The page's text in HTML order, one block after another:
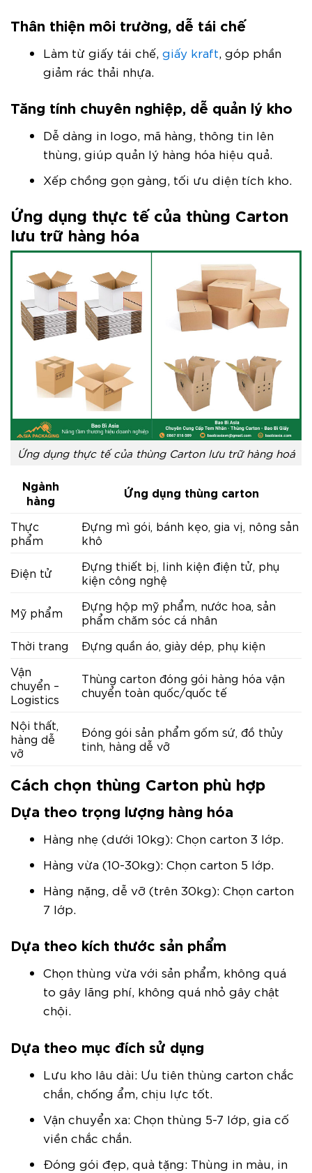
Thân thiện môi trường, dễ tái chế
Làm từ giấy tái chế,giấy kraft , góp phần
giảm rác thải nhựa.
Tăng tính chuyên nghiệp, dễ quản lý kho
Dễ dàng in logo, mã hàng, thông tin lên
thùng, giúp quản lý hàng hóa hiệu quả.
Xếp chồng gọn gàng, tối ưu diện tích kho.
Ứng dụng thực tế của thùng Carton
lưu trữ hàng hóa
Ứng dụng thực tế của thùng Carton lưu trữ hàng hoá
Ngành
hàng
Ứng dụng thùng carton
Thực
phẩm
Đựng mì gói, bánh kẹo, gia vị, nông sản
khô
Điện tử
Đựng thiết bị, linh kiện điện tử, phụ
kiện công nghệ
Mỹ phẩm
Đựng hộp mỹ phẩm, nước hoa, sản
phẩm chăm sóc cá nhân
Thời trang
Đựng quần áo, giày dép, phụ kiện
Vận
chuyển –
Logistics
Thùng carton đóng gói hàng hóa vận
chuyển toàn quốc/quốc tế
Nội thất,
hàng dễ
vỡ
Đóng gói sản phẩm gốm sứ, đồ thủy
tinh, hàng dễ vỡ
Cách chọn thùng Carton phù hợp
Dựa theo trọng lượng hàng hóa
Hàng nhẹ (dưới 10kg): Chọn carton 3 lớp.
Hàng vừa (10-30kg): Chọn carton 5 lớp.
Hàng nặng, dễ vỡ (trên 30kg): Chọn carton
7 lớp.
Dựa theo kích thước sản phẩm
Chọn thùng vừa với sản phẩm, không quá
to gây lãng phí, không quá nhỏ gây chật
chội.
Dựa theo mục đích sử dụng
Lưu kho lâu dài: Ưu tiên thùng carton chắc
chắn, chống ẩm, chịu lực tốt.
Vận chuyển xa: Chọn thùng 5-7 lớp, gia cố
viền chắc chắn.
Đóng gói đẹp, quà tặng: Thùng in màu, in